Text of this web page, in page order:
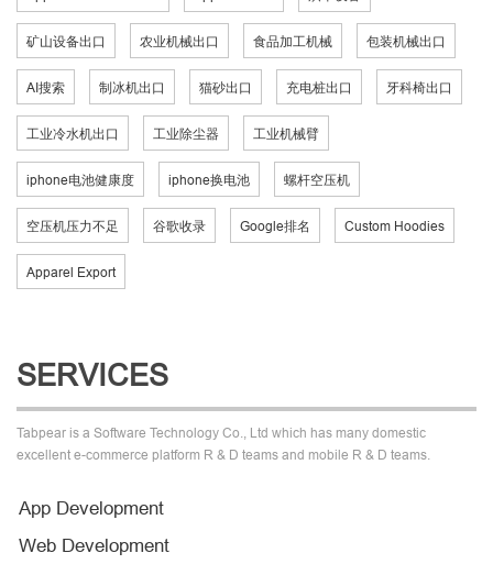
矿山设备出口 农业机械出口 食品加工机械 包装机械出口
AI搜索 制冰机出口 猫砂出口 充电桩出口 牙科椅出口
工业冷水机出口 工业除尘器 工业机械臂
iphone电池健康度 iphone换电池 螺杆空压机
空压机压力不足 谷歌收录 Google排名 Custom Hoodies
Apparel Export
SERVICES
Tabpear is a Software Technology Co., Ltd which has many domestic
excellent e-commerce platform R & D teams and mobile R & D teams.
App Development
Web Development